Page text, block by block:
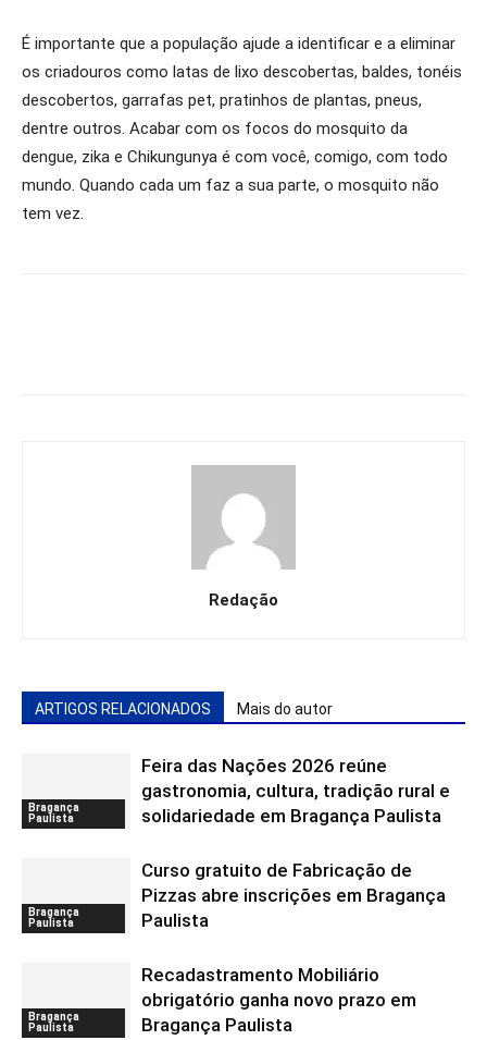
É importante que a população ajude a identificar e a eliminar
os criadouros como latas de lixo descobertas, baldes, tonéis
descobertos, garrafas pet, pratinhos de plantas, pneus,
dentre outros. Acabar com os focos do mosquito da
dengue, zika e Chikungunya é com você, comigo, com todo
mundo. Quando cada um faz a sua parte, o mosquito não
tem vez.
Redação
ARTIGOS RELACIONADOS Mais do autor
Bragança
Paulista
Feira das Nações 2026 reúne
gastronomia, cultura, tradição rural e
solidariedade em Bragança Paulista
Bragança
Paulista
Curso gratuito de Fabricação de
Pizzas abre inscrições em Bragança
Paulista
Bragança
Paulista
Recadastramento Mobiliário
obrigatório ganha novo prazo em
Bragança Paulista